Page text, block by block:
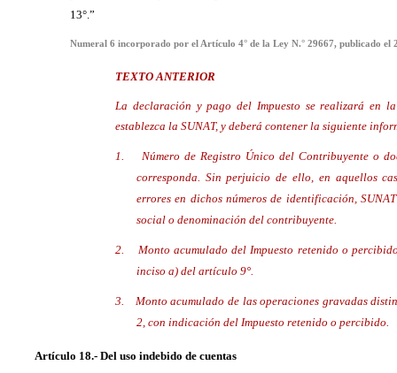
13°.”
Numeral 6 incorporado por el Artículo 4° de la Ley N.° 29667, publicado el
TEXTO ANTERIOR
La declaración y pago del Impuesto se realizará en
establezca la SUNAT, y deberá contener la siguiente
1.
Número de Registro Único del Contribuyente o
corresponda. Sin perjuicio de ello, en aquellos
errores en dichos números de identificación,
social o denominación del contribuyente.
2.
Monto acumulado del Impuesto retenido o
inciso a) del artículo 9°.
3.
Monto acumulado de las operaciones gravadas
2, con indicación del Impuesto retenido o percibido.
Artículo 18.- Del uso indebido de cuentas